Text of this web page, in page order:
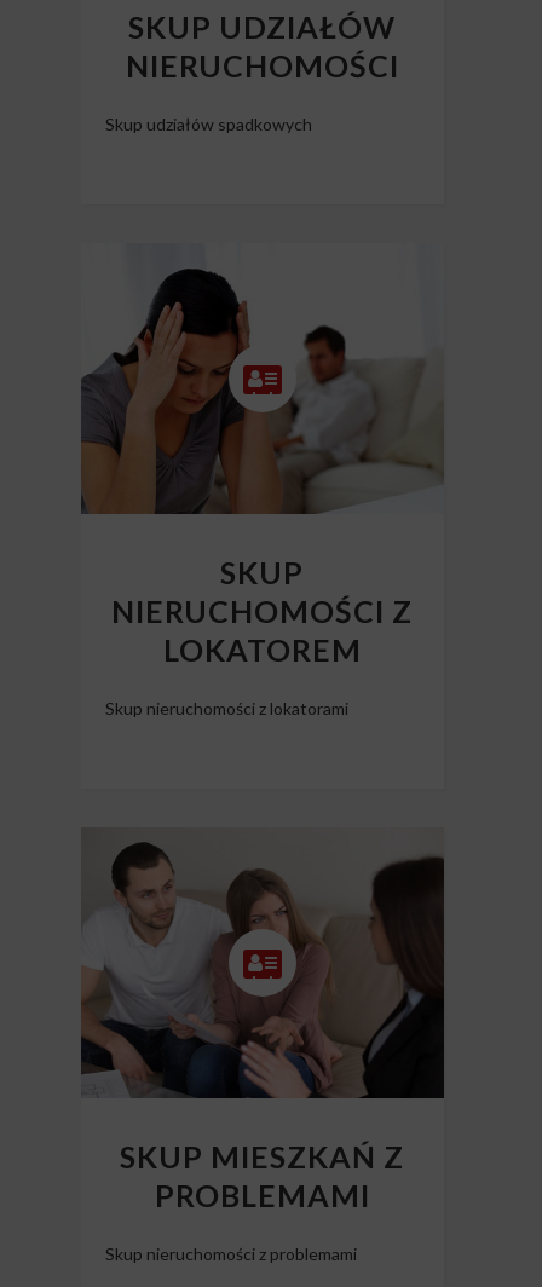
SKUP UDZIAŁÓW
NIERUCHOMOŚCI
Skup udziałów spadkowych
SKUP
NIERUCHOMOŚCI Z
LOKATOREM
Skup nieruchomości z lokatorami
SKUP MIESZKAŃ Z
PROBLEMAMI
Skup nieruchomości z problemami